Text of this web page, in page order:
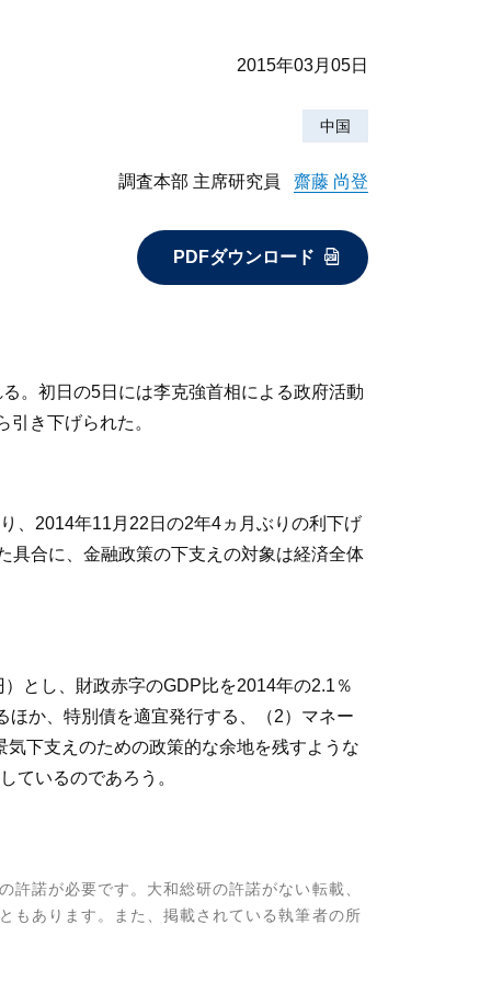
2015年03月05日
中国
調査本部 主席研究員 齋藤 尚登
PDFダウンロード
。初日の5日には李克強首相による政府活動
き下げられた。
、2014年11月22日の2年4ヵ月ぶりの利下げ
具合に、金融政策の下支えの対象は経済全体
とし、財政赤字のGDP比を2014年の2.1％
か、特別債を適宜発行する、（2）マネー
下支えのための政策的な余地を残すような
ているのであろう。
諾が必要です。大和総研の許諾がない転載、
もあります。また、掲載されている執筆者の所